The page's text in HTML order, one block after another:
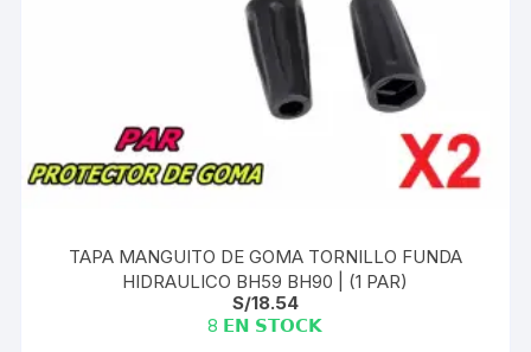
TAPA MANGUITO DE GOMA TORNILLO FUNDA
HIDRAULICO BH59 BH90 | (1 PAR)
S/18.54
8 𝗘𝗡 𝗦𝗧𝗢𝗖𝗞